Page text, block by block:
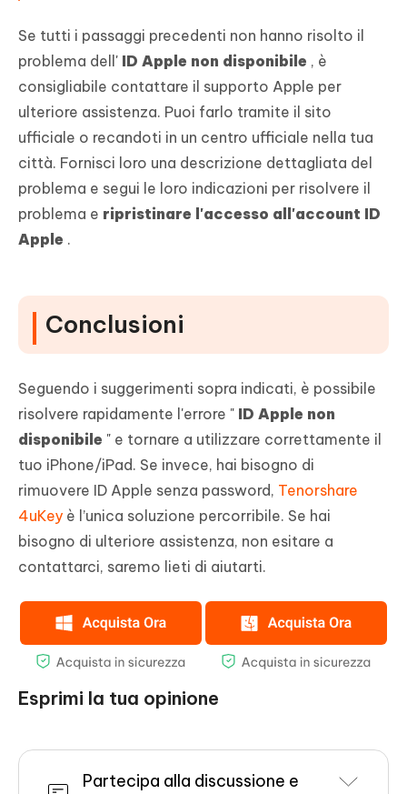
Se tutti i passaggi precedenti non hanno risolto il
problema dell' ID Apple non disponibile , è
consigliabile contattare il supporto Apple per
ulteriore assistenza. Puoi farlo tramite il sito
ufficiale o recandoti in un centro ufficiale nella tua
città. Fornisci loro una descrizione dettagliata del
problema e segui le loro indicazioni per risolvere il
problema e ripristinare l'accesso all'account ID
Apple .
Conclusioni
Seguendo i suggerimenti sopra indicati, è possibile
risolvere rapidamente l'errore " ID Apple non
disponibile " e tornare a utilizzare correttamente il
tuo iPhone/iPad. Se invece, hai bisogno di
rimuovere ID Apple senza password, Tenorshare
4uKey è l’unica soluzione percorribile. Se hai
bisogno di ulteriore assistenza, non esitare a
contattarci, saremo lieti di aiutarti.
Esprimi la tua opinione
Partecipa alla discussione e